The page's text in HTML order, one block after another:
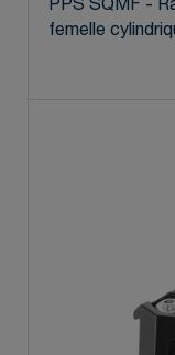
PPS SQMF -
femelle